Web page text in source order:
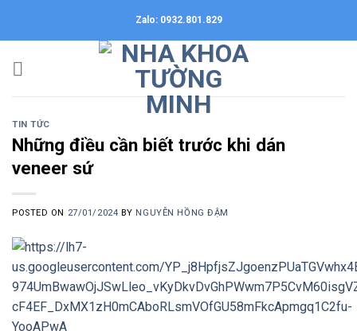
Zalo: 0932.801.829
TIN TỨC
Những điều cần biết trước khi dán
veneer sứ
POSTED ON 27/01/2024 BY NGUYỄN HỒNG ĐẬM